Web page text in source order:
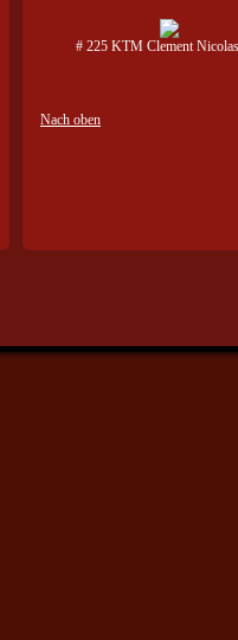
# 225 KTM Clement
Nach oben